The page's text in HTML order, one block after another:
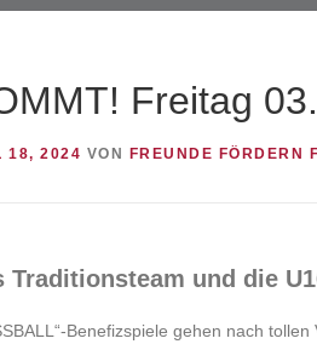
Freitag
18, 2024 VON FREUNDE FÖRDERN
Traditionsteam und die
Benefizspiele gehen nach